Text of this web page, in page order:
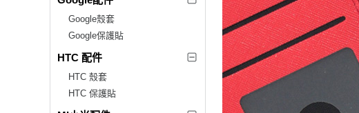
Google殼套
Google保護貼
HTC 配件
HTC 殼套
HTC 保護貼